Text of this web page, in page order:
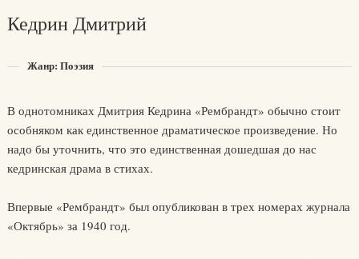
Кедрин Дмитрий
Жанр: Поэзия
В однотомниках Дмитрия Кедрина «Рембрандт» обычно стоит
особняком как единственное драматическое произведение. Но
надо бы уточнить, что это единственная дошедшая до нас
кедринская драма в стихах.
Впервые «Рембрандт» был опубликован в трех номерах журнала
«Октябрь» за 1940 год.